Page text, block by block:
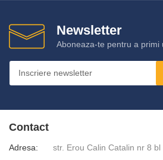
Newsletter
Aboneaza-te pentru a primi
Contact
Adresa:
str. Erou Calin Catalin nr 8